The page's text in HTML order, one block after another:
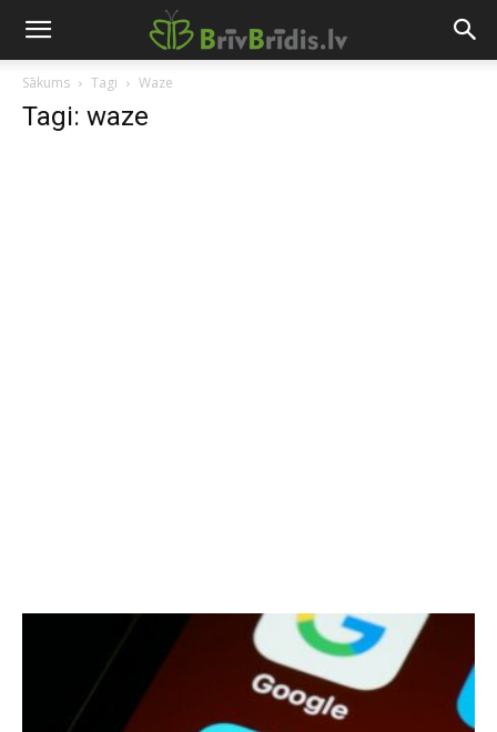
Sākums Tagi Waze
Tagi: waze